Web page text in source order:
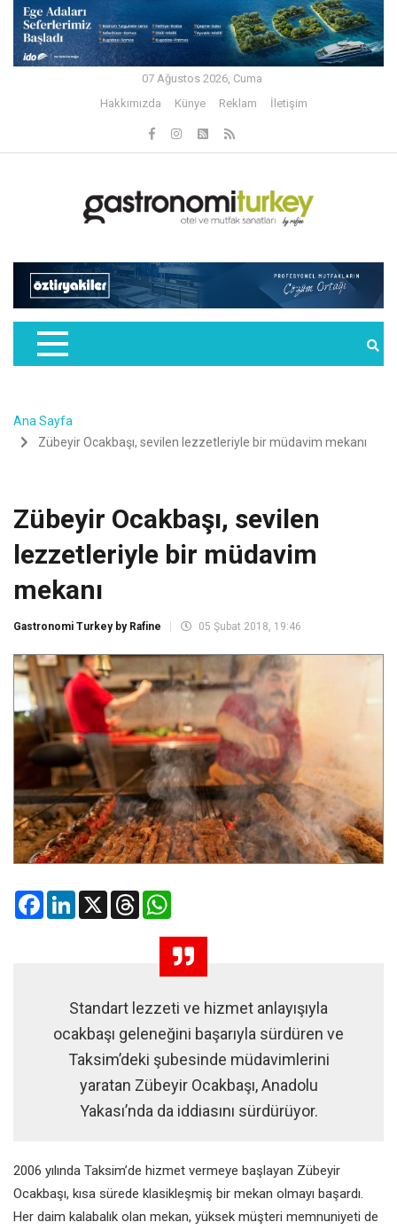
07 Ağustos 2026, Cuma
Hakkımızda
Künye Reklam İletişim
Ana Sayfa
Zübeyir Ocakbaşı, sevilen lezzetleriyle bir müdavim mekanı
Zübeyir Ocakbaşı, sevilen
lezzetleriyle bir müdavim
mekanı
Gastronomi Turkey by Rafine 05 Şubat 2018, 19:46
FacebookLinkedIn
X Threads
Standart lezzeti ve hizmet anlayışıyla
ocakbaşı geleneğini başarıyla sürdüren ve
Taksim’deki şubesinde müdavimlerini
yaratan Zübeyir Ocakbaşı, Anadolu
Yakası’nda da iddiasını sürdürüyor.
2006 yılında Taksim’de hizmet vermeye başlayan Zübeyir
Ocakbaşı, kısa sürede klasikleşmiş bir mekan olmayı başardı.
Her daim kalabalık olan mekan, yüksek müşteri memnuniyeti de